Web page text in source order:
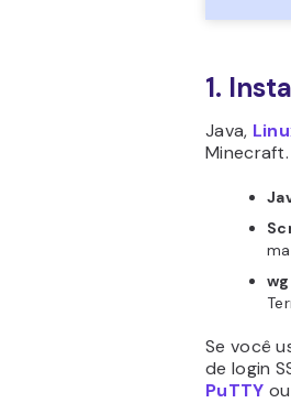
1.
Java,
Se você
de login
PuTTY